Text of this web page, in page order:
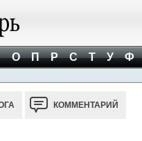
О П Р С Т У Ф
КОММЕНТАРИЙ